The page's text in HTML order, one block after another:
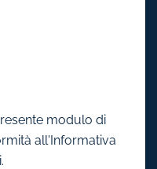
modulo di
all'Informativa